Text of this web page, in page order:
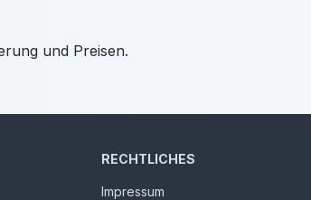
und Preisen.
RECHTLICHES
Impressum